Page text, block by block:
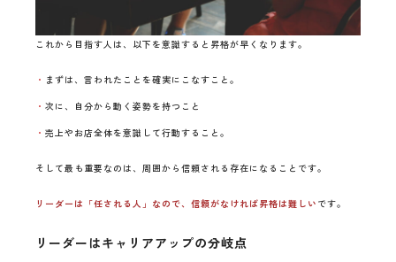
これから目指す人は、以下を意識すると昇格が早くなります。
まずは、言われたことを確実にこなすこと。
次に、自分から動く姿勢を持つこと
売上やお店全体を意識して行動すること。
そして最も重要なのは、周囲から信頼される存在になることです。
リーダーは「任される人」なので、信頼がなければ昇格は難しい です。
リーダーはキャリアアップの分岐点